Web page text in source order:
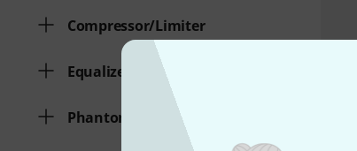
Compressor/Limiter
Equalizer
Phantom power